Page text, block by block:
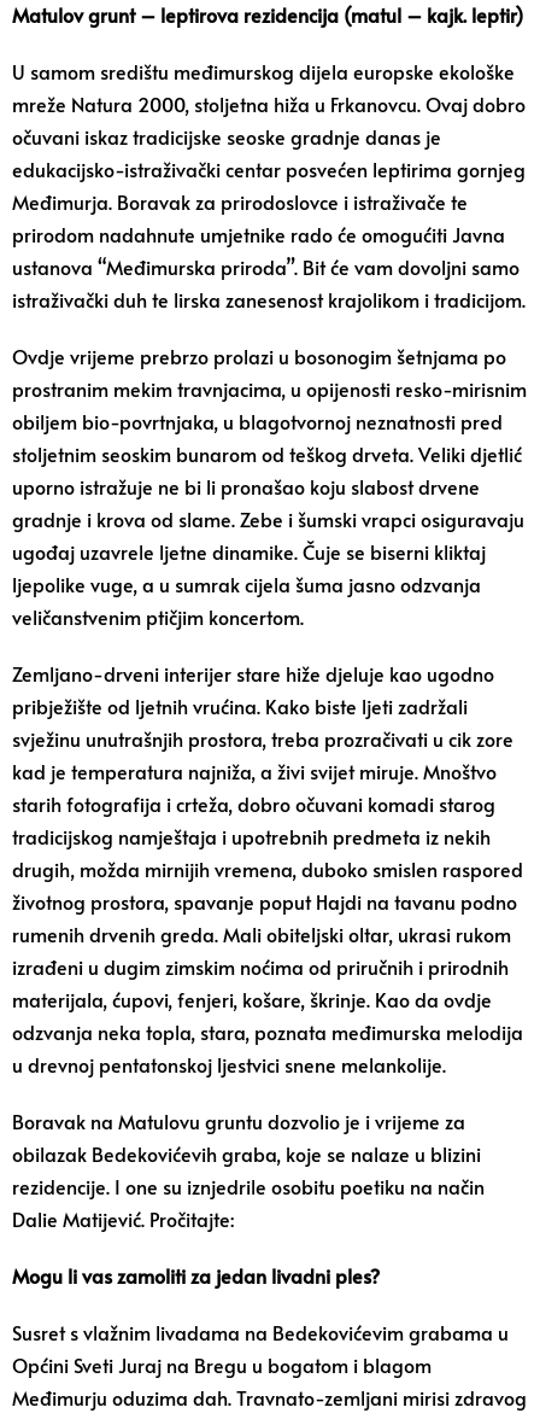
Matulov grunt – leptirova rezidencija (matul – kajk. leptir)
U samom središtu međimurskog dijela europske ekološke
mreže Natura 2000, stoljetna hiža u Frkanovcu. Ovaj dobro
očuvani iskaz tradicijske seoske gradnje danas je
edukacijsko-istraživački centar posvećen leptirima gornjeg
Međimurja. Boravak za prirodoslovce i istraživače te
prirodom nadahnute umjetnike rado će omogućiti Javna
ustanova “Međimurska priroda”. Bit će vam dovoljni samo
istraživački duh te lirska zanesenost krajolikom i tradicijom.
Ovdje vrijeme prebrzo prolazi u bosonogim šetnjama po
prostranim mekim travnjacima, u opijenosti resko-mirisnim
obiljem bio-povrtnjaka, u blagotvornoj neznatnosti pred
stoljetnim seoskim bunarom od teškog drveta. Veliki djetlić
uporno istražuje ne bi li pronašao koju slabost drvene
gradnje i krova od slame. Zebe i šumski vrapci osiguravaju
ugođaj uzavrele ljetne dinamike. Čuje se biserni kliktaj
ljepolike vuge, a u sumrak cijela šuma jasno odzvanja
veličanstvenim ptičjim koncertom.
Zemljano-drveni interijer stare hiže djeluje kao ugodno
pribježište od ljetnih vrućina. Kako biste ljeti zadržali
svježinu unutrašnjih prostora, treba prozračivati u cik zore
kad je temperatura najniža, a živi svijet miruje. Mnoštvo
starih fotografija i crteža, dobro očuvani komadi starog
tradicijskog namještaja i upotrebnih predmeta iz nekih
drugih, možda mirnijih vremena, duboko smislen raspored
životnog prostora, spavanje poput Hajdi na tavanu podno
rumenih drvenih greda. Mali obiteljski oltar, ukrasi rukom
izrađeni u dugim zimskim noćima od priručnih i prirodnih
materijala, ćupovi, fenjeri, košare, škrinje. Kao da ovdje
odzvanja neka topla, stara, poznata međimurska melodija
u drevnoj pentatonskoj ljestvici snene melankolije.
Boravak na Matulovu gruntu dozvolio je i vrijeme za
obilazak Bedekovićevih graba, koje se nalaze u blizini
rezidencije. I one su iznjedrile osobitu poetiku na način
Dalie Matijević. Pročitajte:
Mogu li vas zamoliti za jedan livadni ples?
Susret s vlažnim livadama na Bedekovićevim grabama u
Općini Sveti Juraj na Bregu u bogatom i blagom
Međimurju oduzima dah. Travnato-zemljani mirisi zdravog